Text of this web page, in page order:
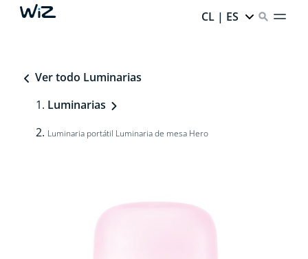
CL | ES
Ver todo Luminarias
Luminarias
Luminaria portátil Luminaria de mesa Hero